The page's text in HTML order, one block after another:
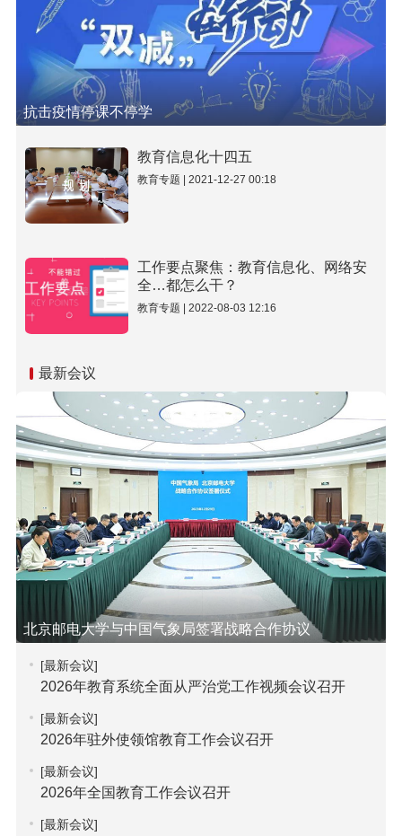
抗击疫情停课不停学
教育信息化十四五
教育专题 | 2021-12-27 00:18
工作要点聚焦：教育信息化、网络安
全…都怎么干？
教育专题 | 2022-08-03 12:16
最新会议
北京邮电大学与中国气象局签署战略合作协议
[最新会议]
2026年教育系统全面从严治党工作视频会议召开
[最新会议]
2026年驻外使领馆教育工作会议召开
[最新会议]
2026年全国教育工作会议召开
[最新会议]